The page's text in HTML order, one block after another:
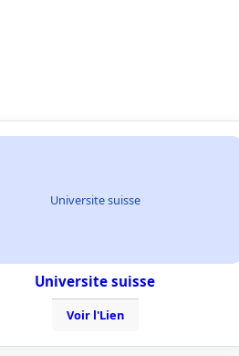
Universite suisse
Universite suisse
Voir l'Lien